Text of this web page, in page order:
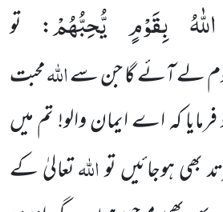
بِقَوْمٍ یُّحِبُّهُمْ: تو
لے آئے گا جن سےاللہمحبت
کہ اے ایمان والو! تم میں
بھی ہوجائیں تواللہتعالیٰ کے